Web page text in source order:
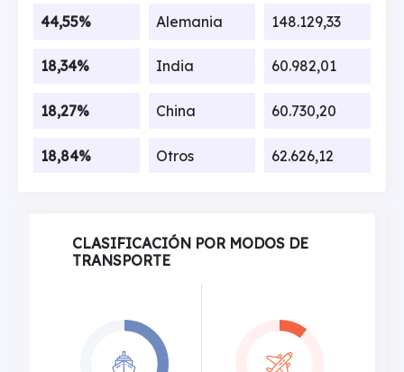
44,55% Alemania 148.129,33
18,34% India 60.982,01
18,27% China 60.730,20
18,84% Otros 62.626,12
CLASIFICACIÓN POR MODOS DE
TRANSPORTE